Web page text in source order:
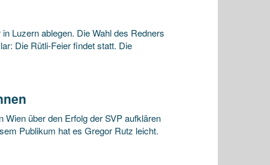
Luzern ablegen. Die Wahl des Redners
Die Rütli-Feier findet statt. Die
über den Erfolg der SVP aufklären
Publikum hat es Gregor Rutz leicht.